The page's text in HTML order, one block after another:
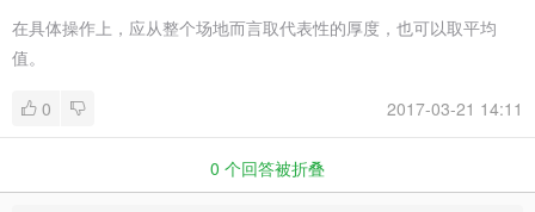
在具体操作上，应从整个场地而言取代表性的厚度，也可以取平均
值。
0 2017-03-21 14:11
0 个回答被折叠